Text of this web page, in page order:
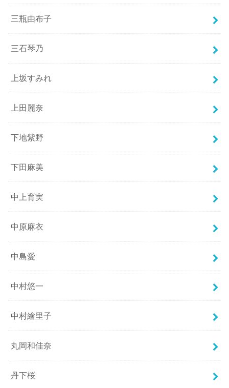
三瓶由布子
三石琴乃
上坂すみれ
上田麗奈
下地紫野
下田麻美
中上育実
中原麻衣
中島愛
中村悠一
中村繪里子
丸岡和佳奈
丹下桜